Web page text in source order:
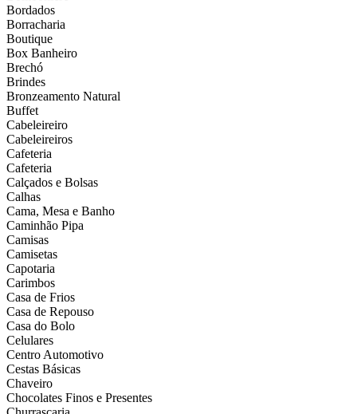
Bordados
Borracharia
Boutique
Box Banheiro
Brechó
Brindes
Bronzeamento Natural
Buffet
Cabeleireiro
Cabeleireiros
Cafeteria
Cafeteria
Calçados e Bolsas
Calhas
Cama, Mesa e Banho
Caminhão Pipa
Camisas
Camisetas
Capotaria
Carimbos
Casa de Frios
Casa de Repouso
Casa do Bolo
Celulares
Centro Automotivo
Cestas Básicas
Chaveiro
Chocolates Finos e Presentes